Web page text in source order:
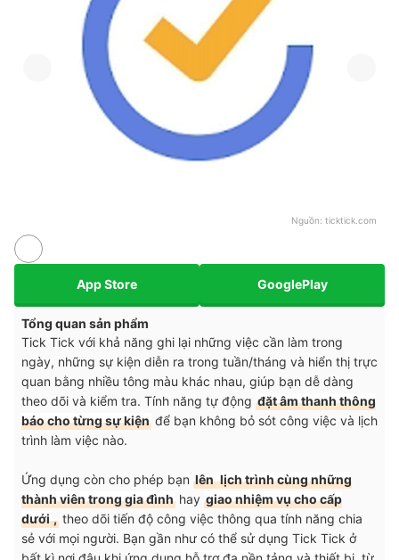
Nguồn: ticktick.com
App Store GooglePlay
Tổng quan sản phẩm
Tick Tick với khả năng ghi lại những việc cần làm trong
ngày, những sự kiện diễn ra trong tuần/tháng và hiển thị trực
quan bằng nhiều tông màu khác nhau, giúp bạn dễ dàng
theo dõi và kiểm tra. Tính năng tự động đặt âm thanh thông
báo cho từng sự kiện để bạn không bỏ sót công việc và lịch
trình làm việc nào.
Ứng dụng còn cho phép bạn lên lịch trình cùng những
thành viên trong gia đình hay giao nhiệm vụ cho cấp
dưới , theo dõi tiến độ công việc thông qua tính năng chia
sẻ với mọi người. Bạn gần như có thể sử dụng Tick Tick ở